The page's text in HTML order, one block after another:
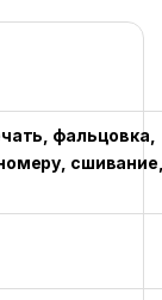
фальцовка,